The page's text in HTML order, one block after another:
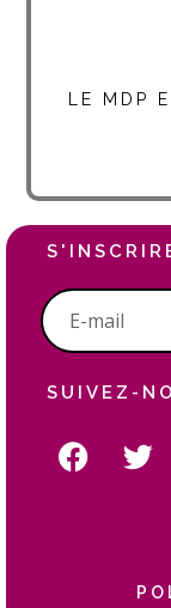
LE MDP
SUIVEZ-